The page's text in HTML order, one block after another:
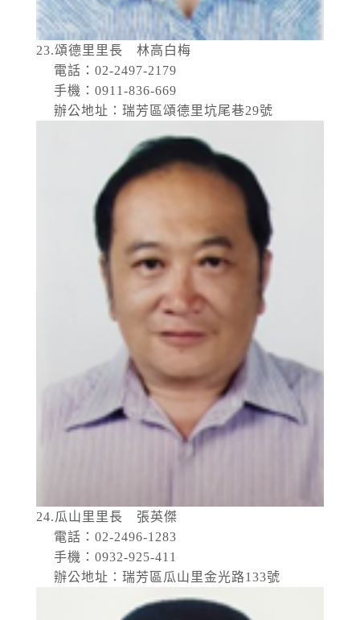
23.頌德里里長 林高白梅
電話：02-2497-2179
手機：0911-836-669
辦公地址：瑞芳區頌德里坑尾巷29號
24.瓜山里里長 張英傑
電話：02-2496-1283
手機：0932-925-411
辦公地址：瑞芳區瓜山里金光路133號